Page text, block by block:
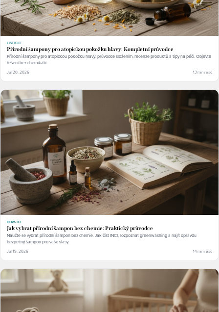
LISTICLE
Přírodní šampony pro atopickou pokožku hlavy: Kompletní průvodce
Přírodní šampony pro atopickou pokožku hlavy: průvodce složením, recenze produktů a tipy na péči. Objevte
řešení bez chemikálií.
Jul 20, 2026 13 min read
HOW-TO
Jak vybrat přírodní šampon bez chemie: Praktický průvodce
Naučte se vybrat přírodní šampon bez chemie. Jak číst INCI, rozpoznat greenwashing a najít opravdu
bezpečný šampon pro vaše vlasy.
Jul 19, 2026 14 min read